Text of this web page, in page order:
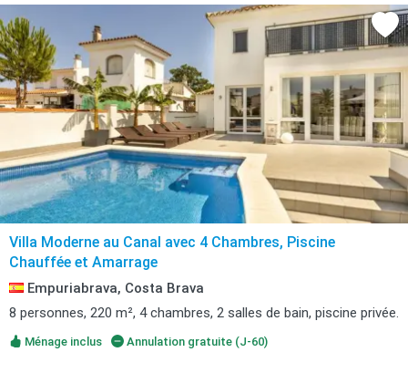
Villa Moderne au Canal avec 4 Chambres, Piscine
Chauffée et Amarrage
Empuriabrava, Costa Brava
8 personnes, 220 m², 4 chambres, 2 salles de bain, piscine privée.
Ménage inclus Annulation gratuite (J-60)